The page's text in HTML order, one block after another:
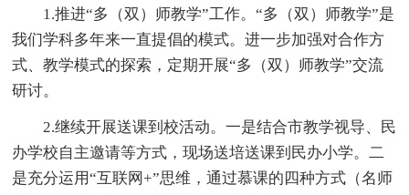
1.推进“多（双）师教学”工作。“多（双）师教学”是
我们学科多年来一直提倡的模式。进一步加强对合作方
式、教学模式的探索，定期开展“多（双）师教学”交流
研讨。
2.继续开展送课到校活动。一是结合市教学视导、民
办学校自主邀请等方式，现场送培送课到民办小学。二
是充分运用“互联网+”思维，通过慕课的四种方式（名师